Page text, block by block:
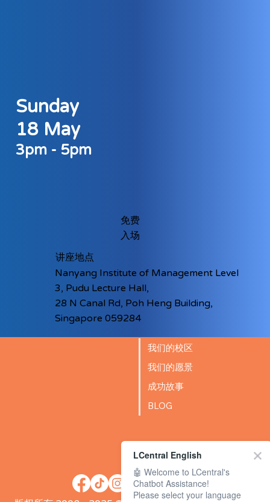
Sunday
18 May
3pm - 5pm
免费
入场
讲座地点
Nanyang Institute of Management Level
3, Pudu Lecture Hall,
28 N Canal Rd, Poh Heng Building,
Singapore 059284
我们的校区
我们的愿景
成功故事
BLOG
LCentral English
🤖 Welcome to LCentral's
Chatbot Assistance!
Please select your language